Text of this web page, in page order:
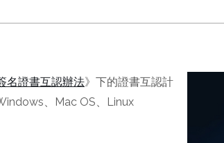
名證書互認辦法》下的證書互認計
、Mac OS、Linux